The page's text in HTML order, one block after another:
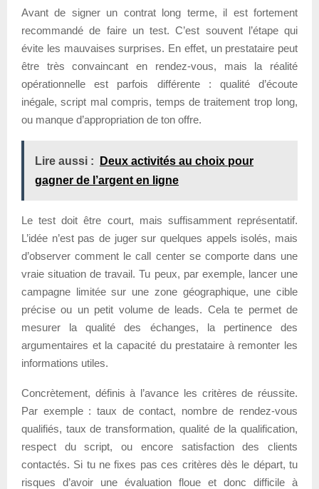
Avant de signer un contrat long terme, il est fortement
recommandé de faire un test. C’est souvent l’étape qui
évite les mauvaises surprises. En effet, un prestataire peut
être très convaincant en rendez-vous, mais la réalité
opérationnelle est parfois différente : qualité d’écoute
inégale, script mal compris, temps de traitement trop long,
ou manque d’appropriation de ton offre.
Lire aussi :
Deux activités au choix pour
gagner de l’argent en ligne
Le test doit être court, mais suffisamment représentatif.
L’idée n’est pas de juger sur quelques appels isolés, mais
d’observer comment le call center se comporte dans une
vraie situation de travail. Tu peux, par exemple, lancer une
campagne limitée sur une zone géographique, une cible
précise ou un petit volume de leads. Cela te permet de
mesurer la qualité des échanges, la pertinence des
argumentaires et la capacité du prestataire à remonter les
informations utiles.
Concrètement, définis à l’avance les critères de réussite.
Par exemple : taux de contact, nombre de rendez-vous
qualifiés, taux de transformation, qualité de la qualification,
respect du script, ou encore satisfaction des clients
contactés. Si tu ne fixes pas ces critères dès le départ, tu
risques d’avoir une évaluation floue et donc difficile à